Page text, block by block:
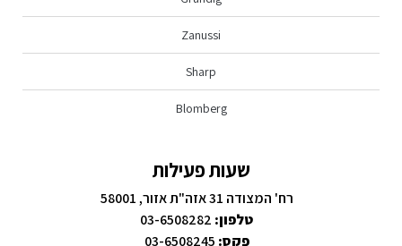
Zanussi
Sharp
Blomberg
שעות פעילות
רח' המצודה 31 אזה"ת אזור, 58001
טלפון:
פקס: